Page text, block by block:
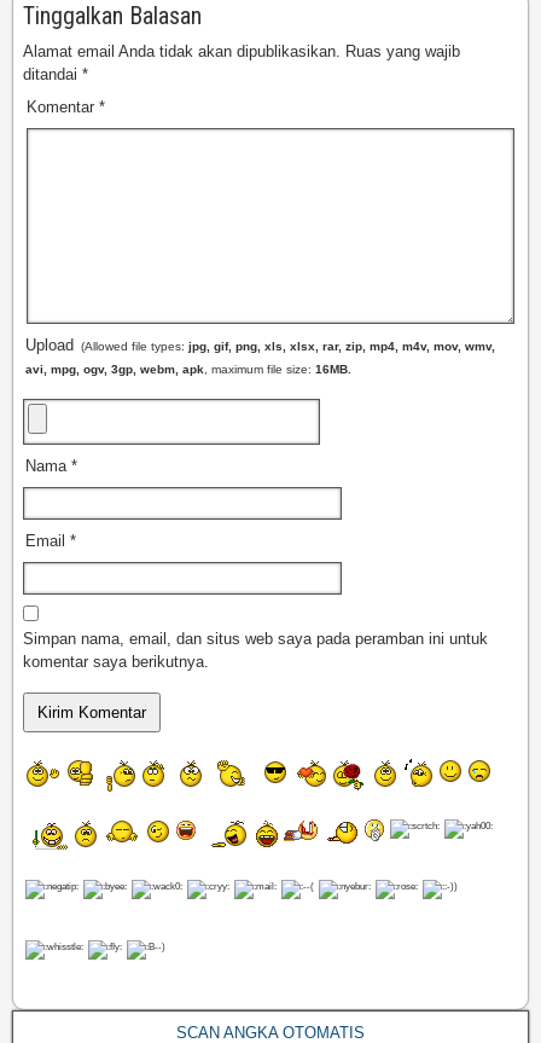
Tinggalkan Balasan
Alamat email Anda tidak akan dipublikasikan. Ruas yang wajib
ditandai *
Komentar *
Upload (Allowed file types: jpg, gif, png, xls, xlsx, rar, zip, mp4, m4v, mov, wmv,
avi, mpg, ogv, 3gp, webm, apk , maximum file size: 16MB.
Nama *
Email *
Simpan nama, email, dan situs web saya pada peramban ini untuk
komentar saya berikutnya.
SCAN ANGKA OTOMATIS